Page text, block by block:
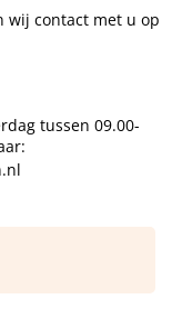
wij contact met u op
tussen 09.00-